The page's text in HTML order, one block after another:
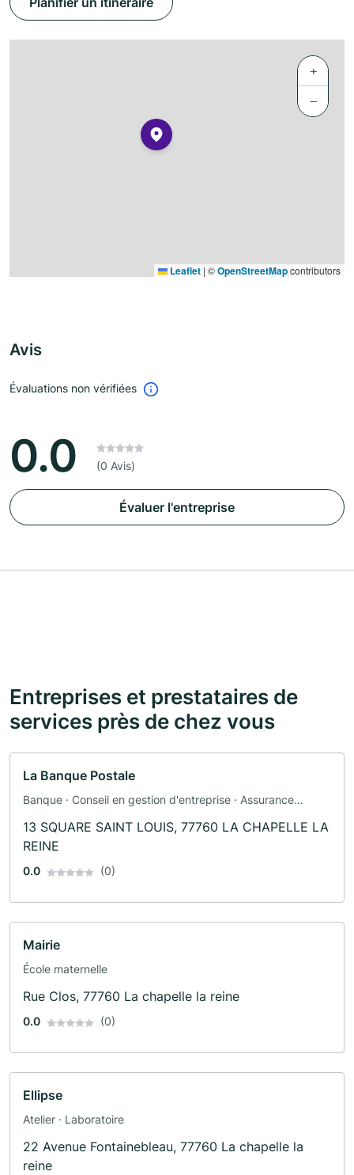
+
−
Leaflet | ©OpenStreetMapcontributors
Avis
Évaluations non vérifiées
0.0 (0 Avis)
Évaluer l'entreprise
Entreprises et prestataires de
services près de chez vous
La Banque Postale
Banque · Conseil en gestion d'entreprise · Assurance
13 SQUARE SAINT LOUIS, 77760 LA CHAPELLE LA
REINE
0.0 (0)
Mairie
École maternelle
Rue Clos, 77760 La chapelle la reine
0.0 (0)
Ellipse
Atelier · Laboratoire
22 Avenue Fontainebleau, 77760 La chapelle la
reine